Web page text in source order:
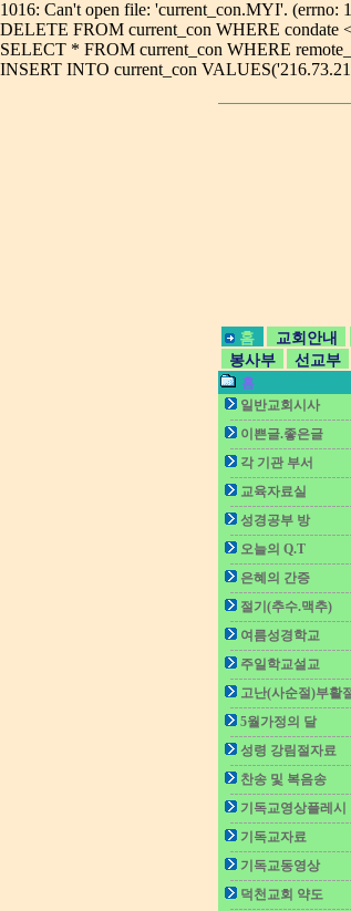
1016: Can't open file: 'current_con.MYI'. (errno:
DELETE FROM current_con WHERE condate
SELECT * FROM current_con WHERE
INSERT INTO current_con
홈 교회안내
봉사부
선교부
홈
일반교회시사
이쁜글.좋은글
각 기관 부서
교육자료실
성경공부 방
오늘의 Q.T
은혜의 간증
절기(추수.맥추)
여름성경학교
주일학교설교
고난(사순절)부활
5월가정의 달
성령 강림절자료
찬송 및 복음송
기독교영상플레시
기독교자료
기독교동영상
덕천교회 약도